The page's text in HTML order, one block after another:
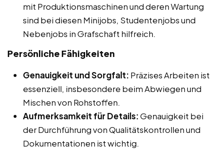
mit Produktionsmaschinen und deren Wartung
sind bei diesen Minijobs, Studentenjobs und
Nebenjobs in Grafschaft hilfreich.
Persönliche Fähigkeiten
Genauigkeit und Sorgfalt: Präzises Arbeiten ist
essenziell, insbesondere beim Abwiegen und
Mischen von Rohstoffen.
Aufmerksamkeit für Details:Genauigkeit bei
der Durchführung von Qualitätskontrollen und
Dokumentationen ist wichtig.